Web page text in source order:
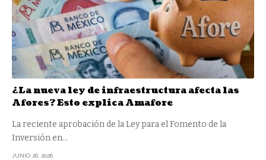
¿La nueva ley de infraestructura afecta las
Afores? Esto explica Amafore
La reciente aprobación de la Ley para el Fomento de la
Inversión en…
JUNIO 26, 2026